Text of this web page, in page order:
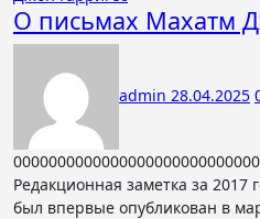
О письмах Махатм
admin 28.04.2025
00000000000000000000000000000000000000000
Редакционная заметка за
был впервые опубликован в